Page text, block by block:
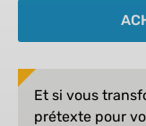
Et si vous
prétexte pour